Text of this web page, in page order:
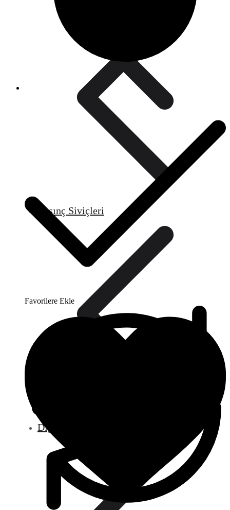
Basınç Siviçleri
Diğer Ürünler
Favorilere Ekle